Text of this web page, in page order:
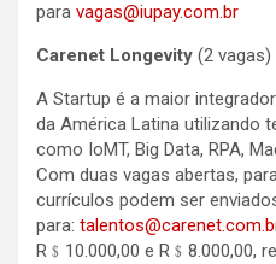
para vagas@iupay.com.br
Carenet Longevity (2 vagas)
A Startup é a maior
da América Latina utilizando
como IoMT, Big Data, RPA,
Com duas vagas abertas,
currículos podem ser
para:
R﹩10.000,00 e R﹩8.000,00,